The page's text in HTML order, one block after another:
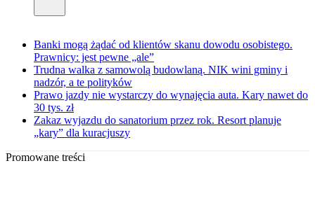
Banki mogą żądać od klientów skanu dowodu osobistego.
Prawnicy: jest pewne „ale”
Trudna walka z samowolą budowlaną. NIK wini gminy i
nadzór, a te polityków
Prawo jazdy nie wystarczy do wynajęcia auta. Kary nawet do
30 tys. zł
Zakaz wyjazdu do sanatorium przez rok. Resort planuje
„kary” dla kuracjuszy
Promowane treści